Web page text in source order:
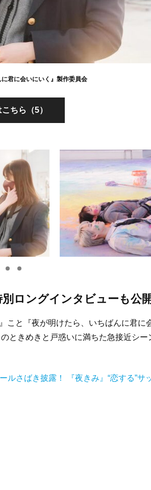
君に会いにいく』製作委員会
ちら（5）
ロングインタビューも公開
こと『夜が明けたら、いちばんに君に
ときめきと戸惑いに満ちた急接近シー
ルさばき披露！ 『夜きみ』“恋する”サ